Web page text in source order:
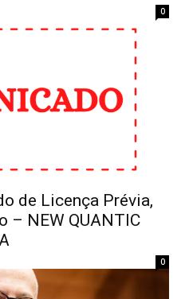
0
de Licença Prévia,
– NEW QUANTIC
0